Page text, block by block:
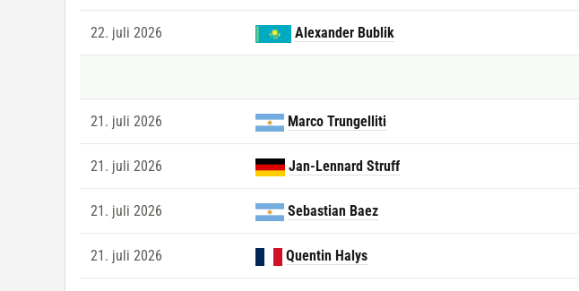
22. juli 2026 Alexander Bublik
21. juli 2026 Marco Trungelliti
21. juli 2026 Jan-Lennard Struff
21. juli 2026 Sebastian Baez
21. juli 2026 Quentin Halys